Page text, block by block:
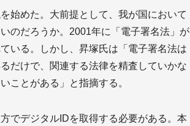
始めた。大前提として、我が国において
のだろうか。2001年に「電子署名法」が
いる。しかし、昇塚氏は「電子署名法は
だけで、関連する法律を精査していかな
ことがある」と指摘する。
でデジタルIDを取得する必要がある。本